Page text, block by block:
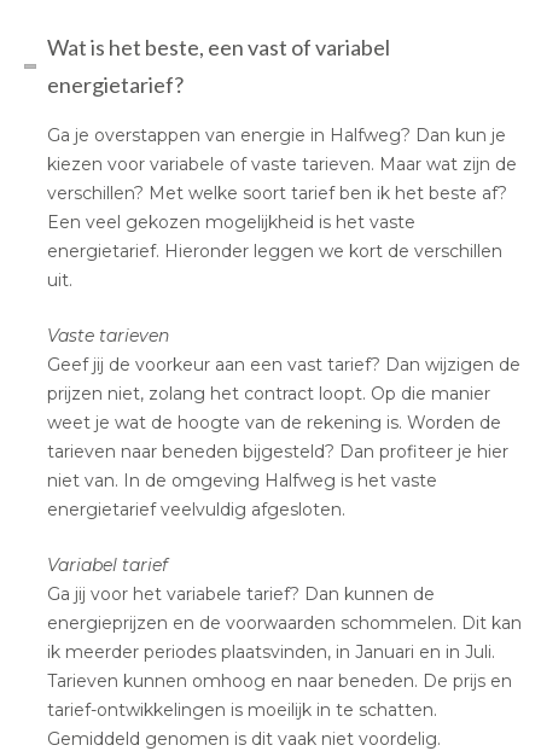
Wat is het beste, een vast of variabel
energietarief?
Ga je overstappen van energie in Halfweg? Dan kun je
kiezen voor variabele of vaste tarieven. Maar wat zijn de
verschillen? Met welke soort tarief ben ik het beste af?
Een veel gekozen mogelijkheid is het vaste
energietarief. Hieronder leggen we kort de verschillen
uit.
Vaste tarieven
Geef jij de voorkeur aan een vast tarief? Dan wijzigen de
prijzen niet, zolang het contract loopt. Op die manier
weet je wat de hoogte van de rekening is. Worden de
tarieven naar beneden bijgesteld? Dan profiteer je hier
niet van. In de omgeving Halfweg is het vaste
energietarief veelvuldig afgesloten.
Variabel tarief
Ga jij voor het variabele tarief? Dan kunnen de
energieprijzen en de voorwaarden schommelen. Dit kan
ik meerder periodes plaatsvinden, in Januari en in Juli.
Tarieven kunnen omhoog en naar beneden. De prijs en
tarief-ontwikkelingen is moeilijk in te schatten.
Gemiddeld genomen is dit vaak niet voordelig.